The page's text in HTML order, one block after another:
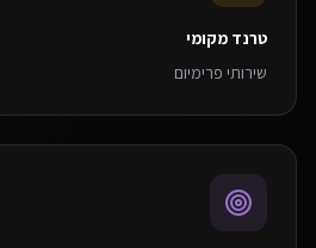
טרנד מקומי
שירותי פרימיום